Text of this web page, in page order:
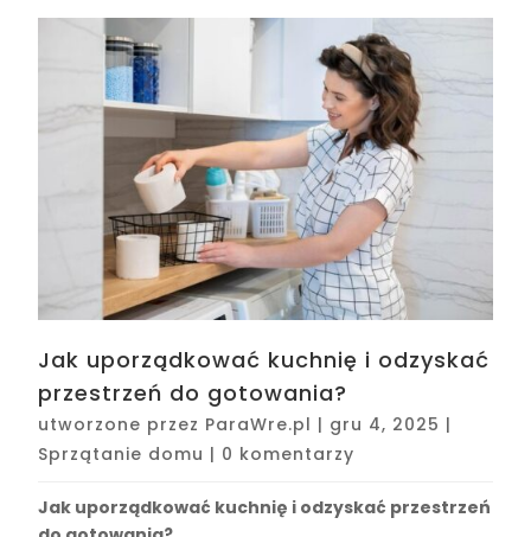
Jak uporządkować kuchnię i odzyskać
przestrzeń do gotowania?
utworzone przez ParaWre.pl | gru 4, 2025 |
Sprzątanie domu | 0 komentarzy
Jak uporządkować kuchnię i odzyskać przestrzeń